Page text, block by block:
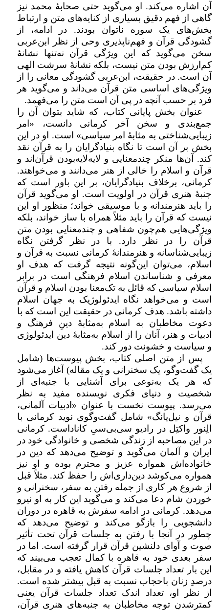
آن اشاره می‌کند. او می‌گوید حتی صحابۀ محمد نیز
گاهی از فهم دقیق بسیاری از کنایه‌های متن و ارتباط
بخش‌های یک سوره ناتوان بودند. در ادامه، از
گشودگی قرآن و فهم‌ناپذیری وحی از نظر ابن‌عربی
سخن می‌گوید که این ویژگی قرآن نه‌تنها نشانۀ
کم‌ارزش بودن متن نیست، بلکه نشانۀ سرشت الهی
آن است. در حقیقت، ابن‌عربی گشودگی معانی را از
ویژگی‌های اساسی متن قرآن می‌داند و می‌گوید هر
فرد بر حسب آنچه در پی آن است متن را می‌فهمد.
عنوان بخش پایانی کتاب، که شاید بتوان آن را
جمع‌بندی و سخن آخر کرمانی دانست، «امر
زیبایی‌شناختی به مثابۀ امر سیاسی» است. او در این
بخش بر آن است تا نگاه بنیادگرایان را به قرآن نقد
کند. آن‌ها منکر چندمعنایی و لایه‌لایه‌بودن قرآن‌اند و
قرآن و اسلام را خالی از هنر می‌دانند و می‌خواهند.
کرمانی، برخلاف بنیادگرایان، بر این باور است که
جنبۀ هنری قرآن در اولویت است. او می‌گوید قرآن
را باید هنرمندانه و با موسیقی خواند؛ منظور او این
نیست که قرآن را باید مثلاً همراه با ساز خواند، بلکه
ویژگی‌هایی هم‌چون شفاهی و چندمعنایی بودن متن
قرآن را در نظر دارد. با در نظر گرفتن نگاه
زیبایی‌شناسانه و هنرمندانهٔ کرمانی نسبت به قرآن و
اسلام، می‌توان این‌گونه نتیجه گرفت که هدف او
معرفی و شناساندن اسلام فرهنگی است در برابر
اسلام سیاسی که قائل به تک‌معنا بودن اسلام و قرآن
است و می‌خواهد نگاه ایدئولوژیک به جهان اسلام
داشته باشد. هدف کرمانی در حقیقت این است که با
دعوت مخاطبان به اسلام به‌مثابۀ دینِ فرهنگ و
ادبیات و هنر، آنان را از اسلام به‌مثابۀ دین ایدئولوژی
و سیاست و خشونت دور کند.
پس از متن اصلی کتاب، بخش پیوست‌ها (شامل
یک گفت‌و‌گو، یک سخنرانی و یک مقاله) آغاز می‌شود
که هر یک به‌نوعی برای آشنایی با جنبه‌ای از
شخصیت و دنیای فکری نویسنده مفید به نظر
می‌رسد. پیوست نخست با عنوان «ادبیات آلمانی،
قرآن و نیل‌یانگ» شامل گفت‌وگوی نوید کرمانی با
الِنور واکتِل در رادیو سی‌بی‌سیِ کاناداست. کرمانی
در این مصاحبه از زندگی شخصی و خانوادگی خود در
ایران و آلمان می‌گوید و توضیح می‌دهد که دین در
خانواده‌اش همواره عزیز و محترم بوده و او نیز
همواره می‌کوشد دین‌داری‌اش را حفظ کند. مثلاً قبل
از شروع هر کاری از جمله رفتن به سفر، سخنرانی و
خوردن شام دعا می‌کند و می‌گوید این کار به او نیرو
می‌دهد. کرمانی در ادامه سفرش به قاهره در دوران
دانشجویی‌ را بازگو می‌کند و توضیح می‌دهد که
چطور در آنجا با رفتن به جلسات قرآن تحت تأثیر
صوت و آوای دلنشین قرآن قرار گرفته است. اما در
سفر بعدی خود به قاهره با کمال تعجب می‌بیند که
این بار تعداد جلسات قرآن کاهش یافته و در مقابل،
درصدِ زنان باحجاب نسبت به قبل بیشتر شده است.
از نظر او، تعداد اندک تعداد جلسات قرآن یعنی
کمترشدنِ توجه مخاطبان به جنبه‌های هنری قرآن،